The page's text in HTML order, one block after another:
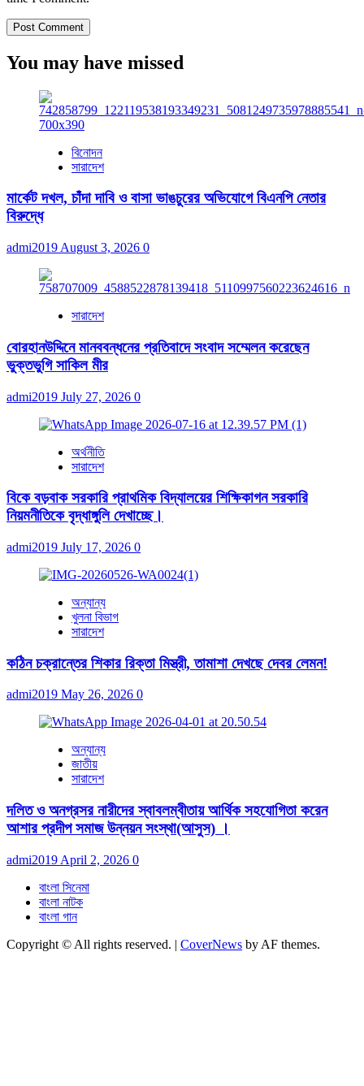
You may have missed
বিনোদন
সারাদেশ
মার্কেট দখল, চাঁদা দাবি ও বাসা ভাঙচুরের অভিযোগে বিএনপি নেতার
বিরুদ্ধে
admi2019 August 3, 2026 0
সারাদেশ
বোরহানউদ্দিনে মানববন্ধনের প্রতিবাদে সংবাদ সম্মেলন করেছেন
ভুক্তভুগি সাকিল মীর
admi2019 July 27, 2026 0
অর্থনীতি
সারাদেশ
বিকে বড়বাক সরকারি প্রাথমিক বিদ্যালয়ের শিক্ষিকাগন সরকারি
নিয়মনীতিকে বৃদ্ধাঙ্গুলি দেখাচ্ছে।
admi2019 July 17, 2026 0
অন্যান্য
খুলনা বিভাগ
সারাদেশ
কঠিন চক্রান্তের শিকার রিক্তা মিস্ত্রী, তামাশা দেখছে দেবর লেমন!
admi2019 May 26, 2026 0
অন্যান্য
জাতীয়
সারাদেশ
দলিত ও অনগ্রসর নারীদের স্বাবলম্বীতায় আর্থিক সহযোগিতা করেন
আশার প্রদীপ সমাজ উন্নয়ন সংস্থা(আসুস) ।
admi2019 April 2, 2026 0
বাংলা সিনেমা
বাংলা নাটক
বাংলা গান
Copyright © All rights reserved. | CoverNews by AF themes.